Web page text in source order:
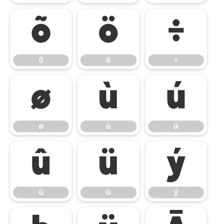
õ
õ
ö
ö
÷
÷
ø
ø
ù
ù
ú
ú
û
û
ü
ü
ý
ý